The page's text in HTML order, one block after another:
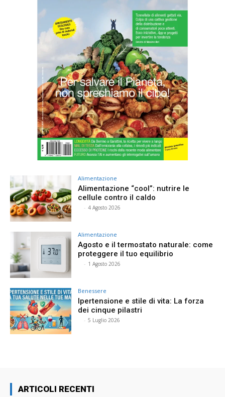
Alimentazione
Alimentazione “cool”: nutrire le
cellule contro il caldo
- 4 Agosto 2026
Alimentazione
Agosto e il termostato naturale: come
proteggere il tuo equilibrio
- 1 Agosto 2026
Benessere
Ipertensione e stile di vita: La forza
dei cinque pilastri
- 5 Luglio 2026
ARTICOLI RECENTI